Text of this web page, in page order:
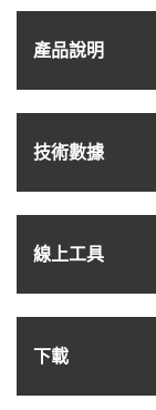
產品說明
技術數據
線上工具
下載